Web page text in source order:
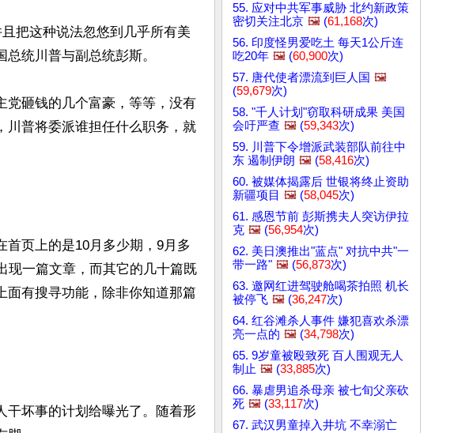
把这种说法忽悠到几乎所有美
统川普与副总统彭斯。
党砸钱的几个富豪，等等，没有
川普将委派谁担任什么职务，就
页上的是10月多少期，9月多
现一篇文章，而其它的几十篇既
面有搜寻功能，除非你知道那篇
干坏事的计划给曝光了。随着形
55. 应对中共军事威胁 北约新政策
密切关注北京 🖼️ (61,168次)
56. 印度怪男爱吃土 每天1公斤连
吃20年 🖼️ (60,900次)
57. 唐代使者漂流到巨人国 🖼️
(59,679次)
58. "千人计划"窃取科研成果 美国
会吁严查 🖼️ (59,343次)
59. 川普下令增派武装部队前往中
东 遏制伊朗 🖼️ (58,416次)
60. 被媒体揭露后 世银将终止资助
新疆项目 🖼️ (58,045次)
61. 感恩节前 彭斯携夫人突访伊拉
克 🖼️ (56,954次)
62. 美日澳推出"蓝点" 对抗中共"一
带一路" 🖼️ (56,873次)
63. 邀网红进驾驶舱喝茶拍照 机长
被停飞 🖼️ (36,247次)
64. 红谷滩杀人事件 嫌犯喜欢杀漂
亮一点的 🖼️ (34,798次)
65. 9岁童被殴致死 百人围观无人
制止 🖼️ (33,885次)
66. 暴虐男追杀母亲 被七旬父亲砍
死 🖼️ (33,117次)
67. 武汉男童掉入井坑 不幸溺亡